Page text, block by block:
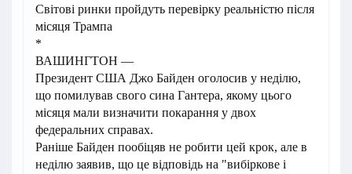
Світові ринки пройдуть перевірку реальністю після
місяця Трампа
*
ВАШИНГТОН —
Президент США Джо Байден оголосив у неділю,
що помилував свого сина Гантера, якому цього
місяця мали визначити покарання у двох
федеральних справах.
Раніше Байден пообіцяв не робити цей крок, але в
неділю заявив, що це відповідь на "вибіркове і